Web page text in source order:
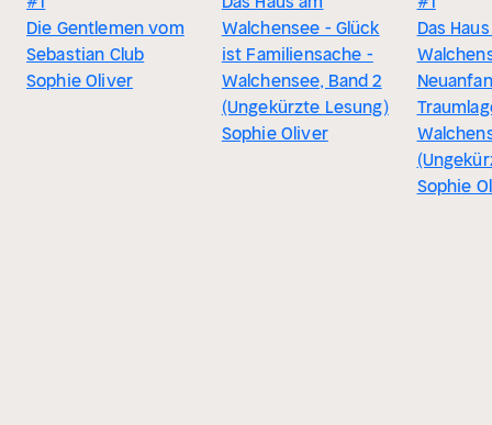
Die Gentlemen vom
Sebastian Club
Sophie Oliver
Walchensee - Glück
ist Familiensache -
Walchensee, Band 2
(Ungekürzte Lesung)
Sophie Oliver
Das
Sophie